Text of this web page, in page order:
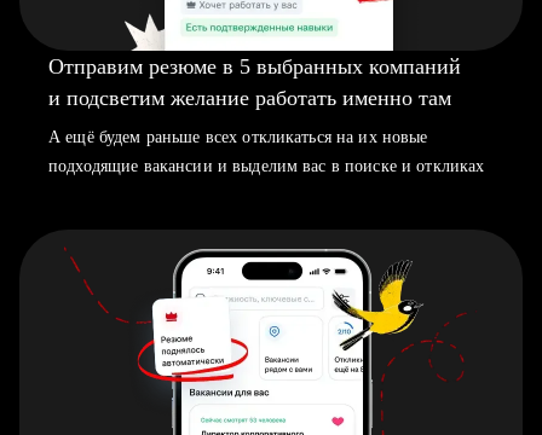
Отправим резюме в 5 выбранных компаний
и подсветим желание работать именно там
А ещё будем раньше всех откликаться на их новые
подходящие вакансии и выделим вас в поиске и откликах